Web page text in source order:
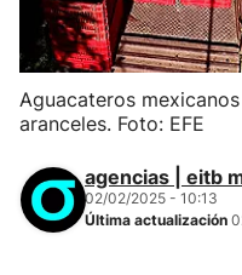
Aguacateros
aranceles. Foto: EFE
agencias | eitb
02/02/2025 - 10:13
Última actualización